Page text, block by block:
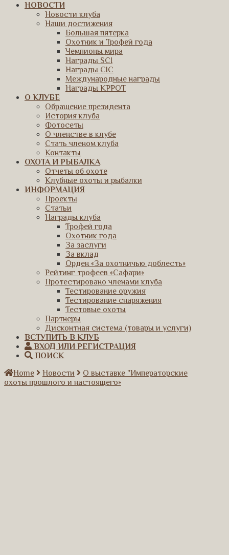
НОВОСТИ
Новости клуба
Наши достижения
Большая пятерка
Охотник и Трофей года
Чемпионы мира
Награды SCI
Награды CIC
Международные награды
Награды КРРОТ
О КЛУБЕ
Обращение президента
История клуба
Фотосеты
О членстве в клубе
Стать членом клуба
Контакты
ОХОТА И РЫБАЛКА
Отчеты об охоте
Клубные охоты и рыбалки
ИНФОРМАЦИЯ
Проекты
Статьи
Награды клуба
Трофей года
Охотник года
За заслуги
За вклад
Орден «За охотничью доблесть»
Рейтинг трофеев «Сафари»
Протестировано членами клуба
Тестирование оружия
Тестирование снаряжения
Тестовые охоты
Партнеры
Дисконтная система (товары и услуги)
ВСТУПИТЬ В КЛУБ
ВХОД ИЛИ РЕГИСТРАЦИЯ
ПОИСК
Home
Новости
О выставке "Императорские
охоты прошлого и настоящего»